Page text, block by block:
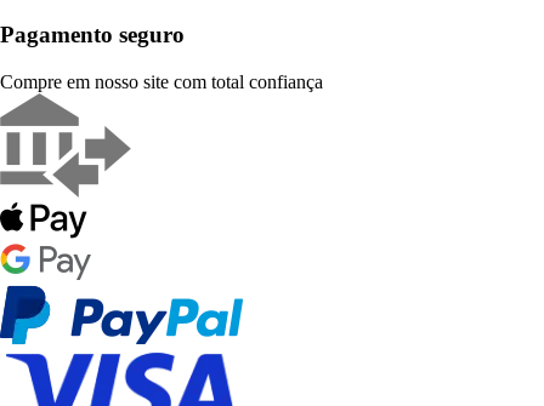
Pagamento seguro
Compre em nosso site com total confiança